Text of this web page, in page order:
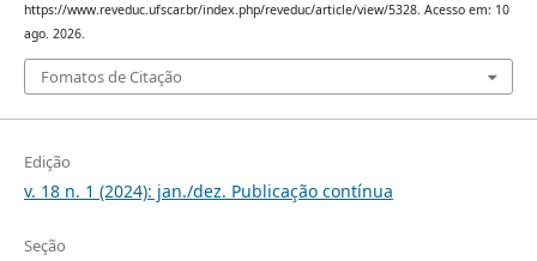
https://www.reveduc.ufscar.br/index.php/reveduc/article/view/5328. Acesso em: 10
ago. 2026.
Fomatos de Citação
Edição
v. 18 n. 1 (2024): jan./dez. Publicação contínua
Seção